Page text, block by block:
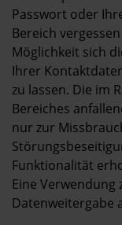
Passwort oder
Bereich
Möglichkeit sich
Ihrer
zu lassen. Die im
Bereiches
nur zur
Funktionalität
Eine Verwendung
Datenweitergabe